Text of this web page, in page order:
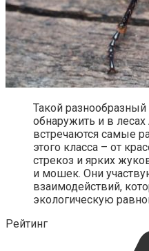
Такой
обнаружить и в лесах
встречаются самые
этого класса – от
стрекоз и ярких
и мошек. Они
взаимодействий,
экологическую
Рейтинг